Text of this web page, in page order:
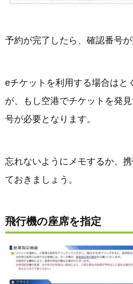
予約が完了したら、確認番号が
eチケットを利用する場合はと
が、もし空港でチケットを発
号が必要となります。
忘れないようにメモするか、
ておきましょう。
飛行機の座席を指定